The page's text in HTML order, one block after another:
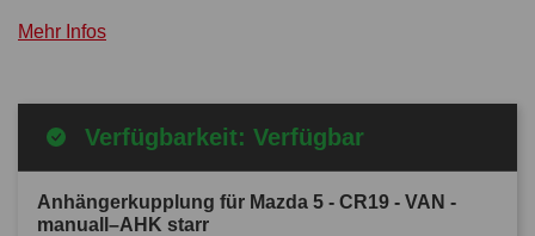
Mehr Infos
Verfügbarkeit: Verfügbar
Anhängerkupplung für Mazda 5 - CR19 - VAN -
manuall–AHK starr